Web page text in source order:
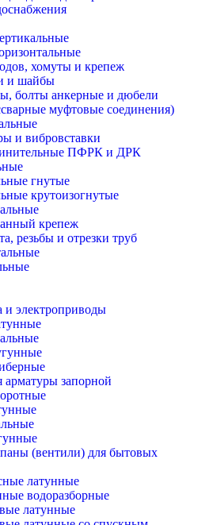
хомуты и крепеж
и шайбы
болты анкерные и дюбели
муфтовые соединения)
и вибровставки
ПФРК и ДРК
гнутые
крутоизогнутые
крепеж
резьбы и отрезки труб
и электроприводы
арматуры запорной
(вентили) для бытовых
латунные
водоразборные
латунные